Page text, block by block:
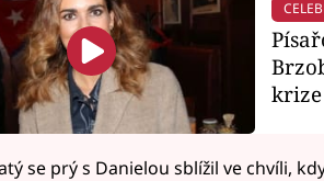
se prý s Danielou sblížil ve chvíli,